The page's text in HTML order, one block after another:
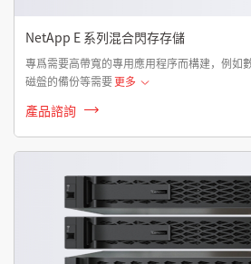
NetApp E 系列混合閃存存儲
專爲需要高帶寬的專用應用程序而構建，例如
磁盤的備份等需要更多
產品諮詢